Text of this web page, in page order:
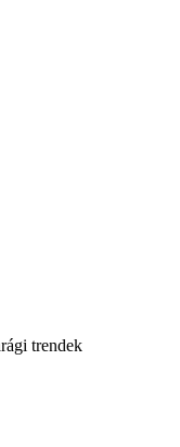
trendek